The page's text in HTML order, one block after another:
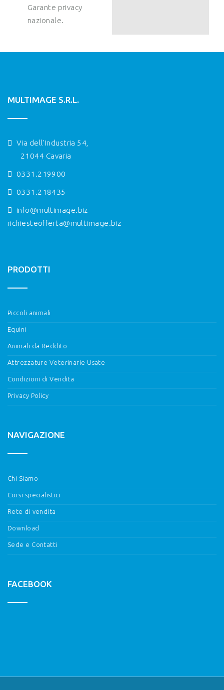
Garante privacy
nazionale.
MULTIMAGE S.R.L.
Via dell'Industria 54,
21044 Cavaria
0331.219900
0331.218435
info@multimage.biz
richiesteofferta@multimage.biz
PRODOTTI
Piccoli animali
Equini
Animali da Reddito
Attrezzature Veterinarie Usate
Condizioni di Vendita
Privacy Policy
NAVIGAZIONE
Chi Siamo
Corsi specialistici
Rete di vendita
Download
Sede e Contatti
FACEBOOK